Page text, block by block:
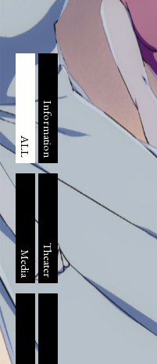
ALL Information
Media Theater